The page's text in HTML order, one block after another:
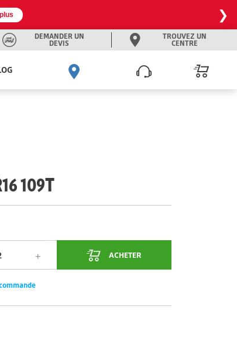
❯
TROUVEZ UN
CENTRE
DEMANDER UN
DEVIS
109T
ACHETER